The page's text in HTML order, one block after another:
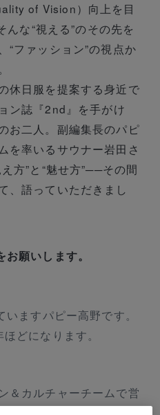
of Vision）向上を目
な“視える”のその先を
“ファッション”の視点か
休日服を提案する身近で
ン誌『2nd』を手がけ
お二人。副編集長のパピ
を率いるサウナー岩田さ
方”と“魅せ方”──その間
、語っていただきまし
お願いします。
いますパピー高野です。
どになります。
＆カルチャーチームで営